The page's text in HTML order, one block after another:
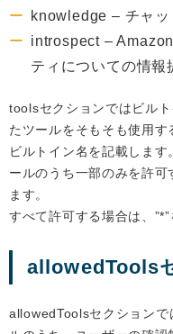
knowledge – チャ
introspect –
ティについての情報
toolsセクションではビル
たツールをそもそも使用
ビルトイン名を記載しま
ールのうち一部のみを許
ます。
すべて許可する場合は、”*”
allowedTools
allowedToolsセクション